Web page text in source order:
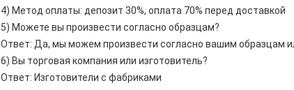
4) Метод оплаты: депозит 30%, оплата 70% перед доставкой
5) Можете вы произвести согласно образцам?
Ответ: Да, мы можем произвести согласно вашим образцам
6) Вы торговая компания или изготовитель?
Ответ: Изготовители с фабриками